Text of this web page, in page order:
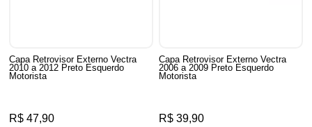
Capa Retrovisor Externo Vectra
2010 a 2012 Preto Esquerdo
Motorista
R$ 47,90
Capa Retrovisor Externo Vectra
2006 a 2009 Preto Esquerdo
Motorista
R$ 39,90